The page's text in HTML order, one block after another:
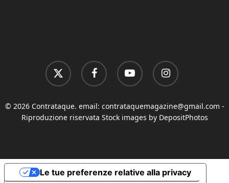
x-
twitter
facebook youtube instagram
© 2026 Contrataque. email: contrataquemagazine@gmail.com -
Riproduzione riservata Stock images by DepositPhotos
Le tue preferenze relative alla privacy